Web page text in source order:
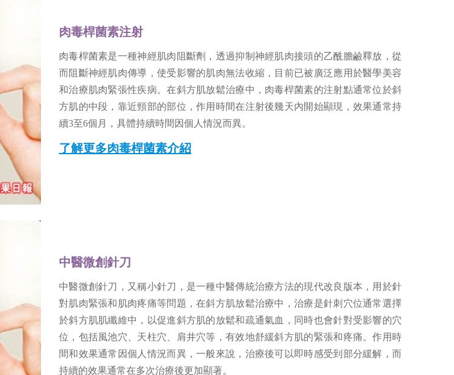
肉毒桿菌素注射
肉毒桿菌素是一種神經肌肉阻斷劑，透過抑制神經肌肉接頭的乙酰膽鹼釋放，從
而阻斷神經肌肉傳導，使受影響的肌肉無法收縮，目前已被廣泛應用於醫學美容
和治療肌肉緊張性疾病。在斜方肌放鬆治療中，肉毒桿菌素的注射點通常位於斜
方肌的中段，靠近頸部的部位，作用時間在注射後幾天內開始顯現，效果通常持
續3至6個月，具體持續時間因個人情況而異。
了解更多肉毒桿菌素介紹
中醫微創針刀
中醫微創針刀，又稱小針刀，是一種中醫傳統治療方法的現代改良版本，用於針
對肌肉緊張和肌肉疼痛等問題，在斜方肌放鬆治療中，治療是針刺穴位通常選擇
於斜方肌肌纖維中，以促進斜方肌的放鬆和疏通氣血，同時也會針對受影響的穴
位，包括風池穴、天柱穴、肩井穴等，有效地舒緩斜方肌的緊張和疼痛。作用時
間和效果通常因個人情況而異，一般來說，治療後可以即時感受到部分緩解，而
持續的效果通常在多次治療後更加顯著。